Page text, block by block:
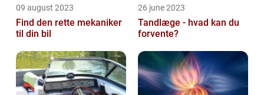
09 august 2023
Find den rette mekaniker
til din bil
26 june 2023
Tandlæge - hvad kan du
forvente?